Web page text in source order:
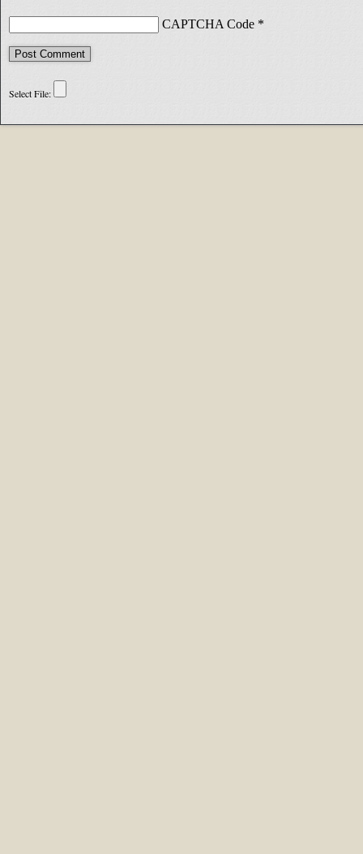
CAPTCHA Code *